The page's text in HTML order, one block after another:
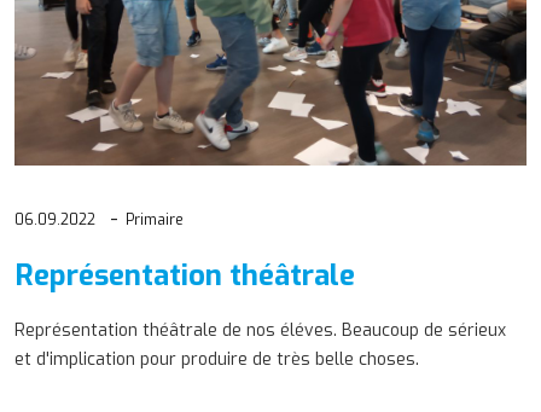
06.09.2022 Primaire
Représentation théâtrale
Représentation théâtrale de nos éléves. Beaucoup de sérieux
et d'implication pour produire de très belle choses.